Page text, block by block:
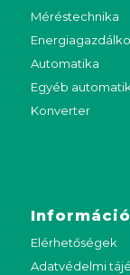
Méréstechnika
Automatika
Egyéb
Konverter
Elérhetőségek
Adatvédelmi